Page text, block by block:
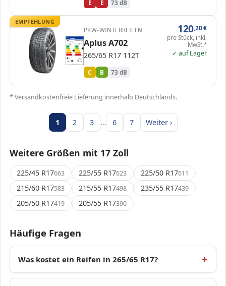
E E 73 dB
EMPFEHLUNG
ENERG 725082
Aplus
APM2656517TA702
265/65 R17 112T
C1
A
B
C C
D
E
A
B B
C
D
E
73 dB
PKW-WINTERREIFEN
Aplus A702
265/65 R17 112T
C B 73 dB
120,20€
pro Stück, inkl.
MwSt.*
✓ auf Lager
* Versandkostenfreie Lieferung innerhalb Deutschlands.
1 2 3 … 6 7 Weiter ›
Weitere Größen mit 17 Zoll
225/45 R17663 225/55 R17623 225/50 R17611
215/60 R17583 215/55 R17498 235/55 R17439
205/50 R17419 205/55 R17390
Häufige Fragen
Was kostet ein Reifen in 265/65 R17?